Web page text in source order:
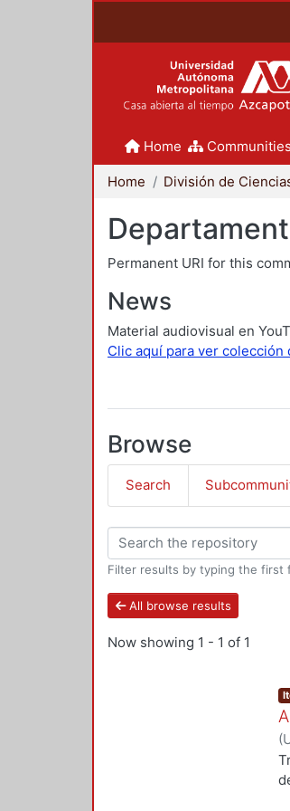
Home
Home
Permanent URI for this
News
Material audiovisual en
Clic aquí para ver colección
Browse
Search
Filter results by typing the first
All browse results
Now showing 1 - 1 of 1
(